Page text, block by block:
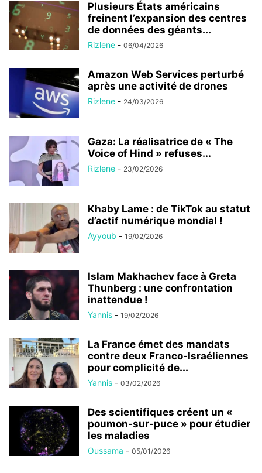
Plusieurs États américains
freinent l’expansion des centres
de données des géants...
Rizlene - 06/04/2026
Amazon Web Services perturbé
après une activité de drones
Rizlene - 24/03/2026
Gaza: La réalisatrice de « The
Voice of Hind » refuses...
Rizlene - 23/02/2026
Khaby Lame : de TikTok au statut
d’actif numérique mondial !
Ayyoub - 19/02/2026
Islam Makhachev face à Greta
Thunberg : une confrontation
inattendue !
Yannis - 19/02/2026
La France émet des mandats
contre deux Franco-Israéliennes
pour complicité de...
Yannis - 03/02/2026
Des scientifiques créent un «
poumon-sur-puce » pour étudier
les maladies
Oussama - 05/01/2026